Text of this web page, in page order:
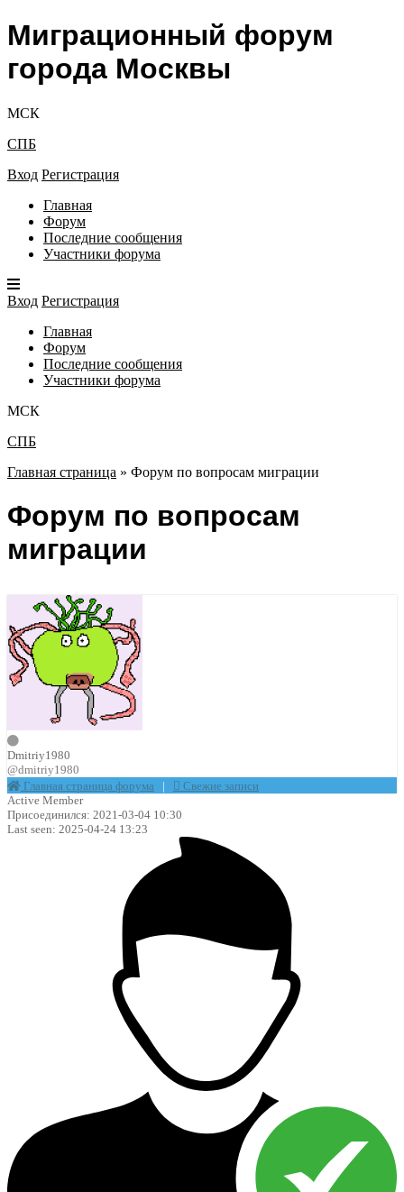
Миграционный форум
города Москвы
МСК
СПБ
Вход Регистрация
Главная
Форум
Последние сообщения
Участники форума
Вход Регистрация
Главная
Форум
Последние сообщения
Участники форума
МСК
СПБ
Главная страница » Форум по вопросам миграции
Форум по вопросам
миграции
Dmitriy1980
@dmitriy1980
Главная страница форума |
Свежие записи
Active Member
Присоединился: 2021-03-04 10:30
Last seen: 2025-04-24 13:23